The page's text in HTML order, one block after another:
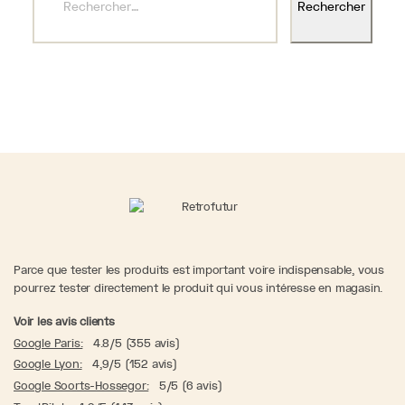
Parce que tester les produits est important voire indispensable, vous
pourrez tester directement le produit qui vous intéresse en magasin.
Voir les avis clients
Google Paris:
4.8/5 (355 avis)
Google Lyon:
4,9/5 (152 avis)
Google Soorts-Hossegor:
5/5 (6 avis)